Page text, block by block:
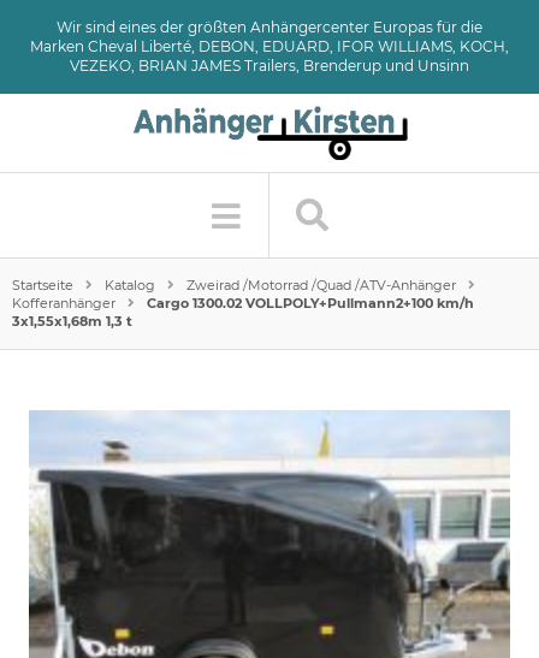
Wir sind eines der größten Anhängercenter Europas für die
Marken Cheval Liberté, DEBON, EDUARD, IFOR WILLIAMS, KOCH,
VEZEKO, BRIAN JAMES Trailers, Brenderup und Unsinn
Startseite Katalog
Zweirad /Motorrad /Quad /ATV-Anhänger
Kofferanhänger
Cargo 1300.02 VOLLPOLY+Pullmann2+100 km/h
3x1,55x1,68m 1,3 t